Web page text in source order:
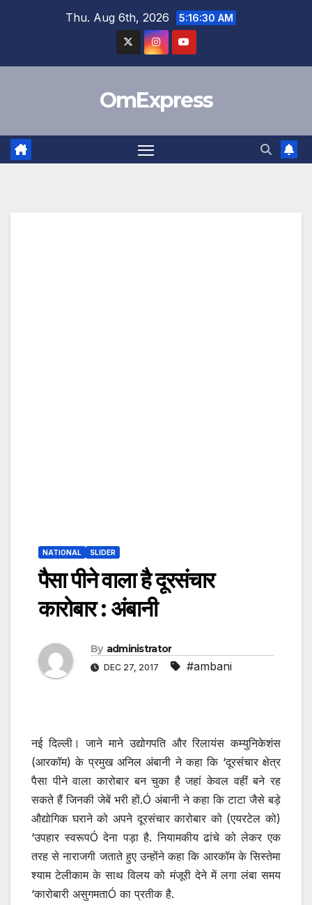
Thu. Aug 6th, 2026 5:16:31 AM
OmExpress
NATIONAL SLIDER
पैसा पीने वाला है दूरसंचार
कारोबार : अंबानी
By administrator
DEC 27, 2017 #ambani
नई दिल्ली। जाने माने उद्योगपति और रिलायंस कम्युनिकेशंस
(आरकॉम) के प्रमुख अनिल अंबानी ने कहा कि ‘दूरसंचार क्षेत्र
पैसा पीने वाला कारोबार बन चुका है जहां केवल वहीं बने रह
सकते हैं जिनकी जेबें भरी हों.Ó अंबानी ने कहा कि टाटा जैसे बड़े
औद्योगिक घराने को अपने दूरसंचार कारोबार को (एयरटेल को)
‘उपहार स्वरूपÓ देना पड़ा है. नियामकीय ढांचे को लेकर एक
तरह से नाराजगी जताते हुए उन्होंने कहा कि आरकॉम के सिस्तेमा
श्याम टेलीकाम के साथ विलय को मंजूरी देने में लगा लंबा समय
‘कारोबारी असुगमताÓ का प्रतीक है.